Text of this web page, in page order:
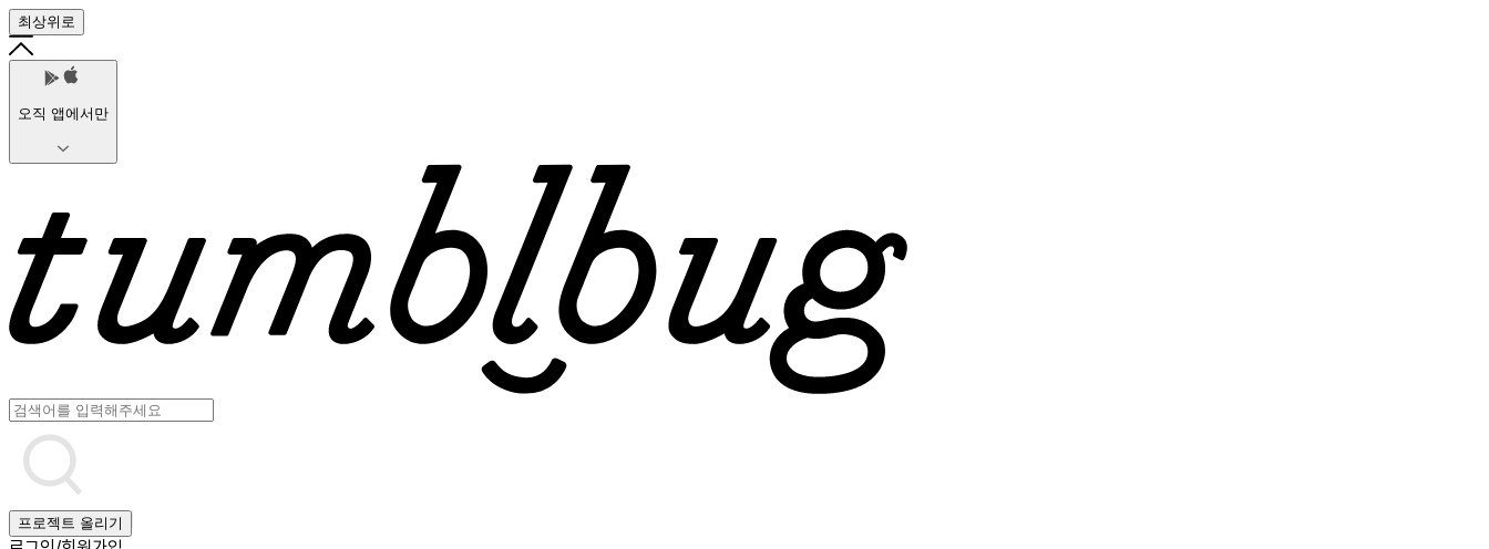
최상위로
오직 앱에서만
프로젝트 올리기